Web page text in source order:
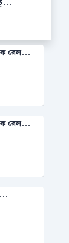
রেল...
রেল...